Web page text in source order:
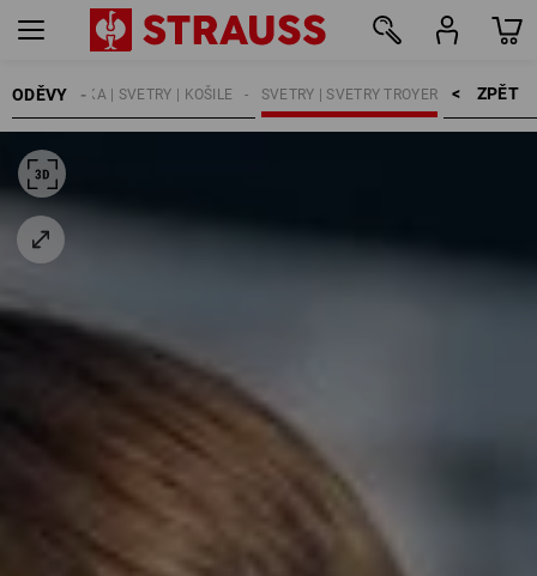
ODĚVY ZPĚT    >
SVETRY | SVETRY TROYER
TRIČKA | SVETRY | KOŠILE